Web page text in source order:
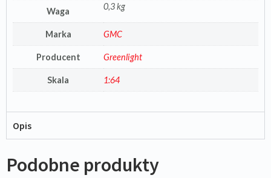
Waga 0,3 kg
Marka GMC
Producent Greenlight
Skala 1:64
Opis
Podobne produkty